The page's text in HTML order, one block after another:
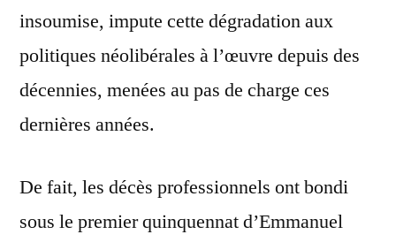
insoumise, impute cette dégradation aux
politiques néolibérales à l’œuvre depuis des
décennies, menées au pas de charge ces
dernières années.
De fait, les décès professionnels ont bondi
sous le premier quinquennat d’Emmanuel